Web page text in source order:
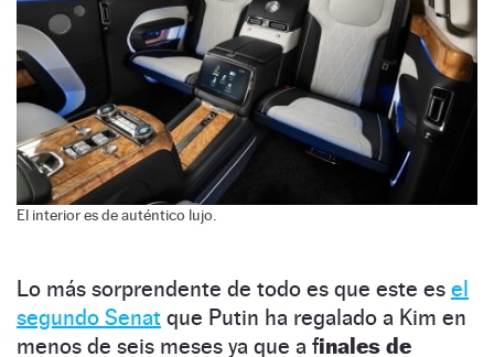
El interior es de auténtico lujo.
Lo más sorprendente de todo es que este es el
segundo Senat que Putin ha regalado a Kim en
menos de seis meses ya que a finales de